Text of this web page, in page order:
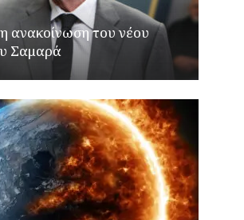
ανακοίνωση του νέου
Σαμαρά